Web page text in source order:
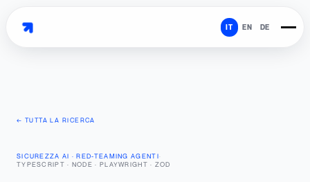
IT EN DE
← TUTTA LA RICERCA
SICUREZZA AI · RED-TEAMING AGENTI·
TYPESCRIPT · NODE · PLAYWRIGHT · ZOD